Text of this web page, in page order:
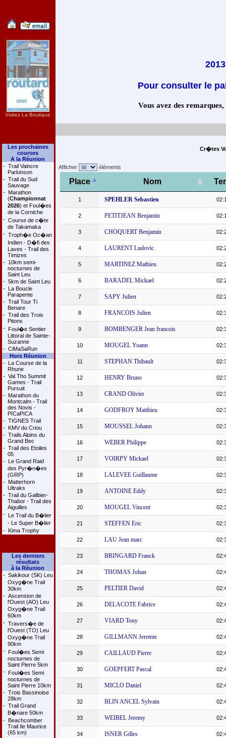
Visitez La Boutique
Les prochaines
courses
A la Réunion
- Trail Vaincre
Parkinson
- Trail du Sud
Sauvage
- Marathon
(Championnat
2026) et Foul�es
de la Corniche
- Course de c�te
de Takamaka
- Troph�e Oc�an
Indien - D�fi des
Laves - Trail des
Timizes
- 10km semi-
nocturnes de
Saint Leu
- 5km de Saint Leu
- La Boucle
Parapente
- Trail Tour Ti
Benare
- Trail des Trois
Pitons
- Foul�e Sentier
Littoral de Sainte-
Suzanne
- CiMaSaRun
Hors Réunion
- La Course de la
Rhune
- Val Tho Summit
Games - Trail
Pursuit
- Marathon du
Montcalm - Trail
des Novis -
PICaPICA
- TIGNES Trail
- KMV du Criou
- Trails Alpins du
Grand Bec
- Trail des Etoiles
05
- Le Grand Raid
des Pyr�n�es
(GRP)
- Matterhorn
Ultraks
- Trail du Galibier-
Thabor - Trail des
Aiguilles
- Le Trail du B�lier
- Le Super B�lier
- Kima Trophy
Les derniers
résultats
à la Réunion
- Sakikour (SK) Leu
Oxyg�ne Trail
30km
- Ascension de
l'Ouest (AO) Leu
Oxyg�ne Trail
60km
- Travers�e de
l'Ouest (TO) Leu
Oxyg�ne Trail
90km
- Foul�es Semi
nocturnes de
Saint Pierre 5km
- Foul�es Semi
nocturnes de
Saint Pierre 10km
- Trois Bassinoise
28km
- Trail Grand
B�nare 50km
- Beachcomber
Trail Ile Maurice
(65 km)
Pour consulter le
Vous avez des
Cr�tes
Afficher éléments
Place Nom
1 SPEHLER Sebastien
2 PETITJEAN Benjamin
3 CHOQUERT Benjamin
4 LAURENT Ludovic
5 MARTINEZ Mathieu
6 BARADEL Mickael
7 SAPY Julien
8 FRANCOIS Julien
9 BOMBENGER Jean francois
10 MOUGEL Yoann
11 STEPHAN Thibault
12 HENRY Bruno
13 CRAND Olivier
14 GODFROY Matthieu
15 MOUSSEL Johann
16 WEBER Philippe
17 VOIRPY Mickael
18 LALEVEE Guillaume
19 ANTOINE Eddy
20 MOUGEL Vincent
21 STEFFEN Eric
22 LAU Jean marc
23 BRINGARD Franck
24 THOMAS Johan
25 PELTIER David
26 DELACOTE Fabrice
27 VIARD Tony
28 GILLMANN Jeremie
29 CAILLAUD Pierre
30 GOEPFERT Pascal
31 MICLO Daniel
32 BLIN ANCEL Sylvain
33 WEIBEL Jeremy
34 ISNER Gilles